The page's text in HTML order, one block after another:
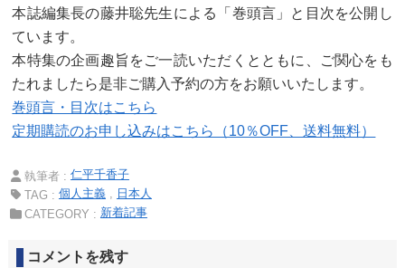
本誌編集長の藤井聡先生による「巻頭言」と目次を公開し
ています。
本特集の企画趣旨をご一読いただくとともに、ご関心をも
たれましたら是非ご購入予約の方をお願いいたします。
巻頭言・目次はこちら
定期購読のお申し込みはこちら（10％OFF、送料無料）
執筆者 : 仁平千香子
TAG : 個人主義
日本人
CATEGORY : 新着記事
コメントを残す